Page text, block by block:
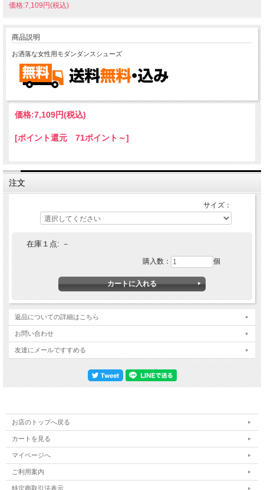
価格:7,109円(税込)
商品説明
お洒落な女性用モダンダンスシューズ
価格:7,109円(税込)
[ポイント還元 71ポイント～]
注文
サイズ：
在庫１点: －
購入数： 個
返品についての詳細はこちら
お問い合わせ
友達にメールですすめる
お店のトップへ戻る
カートを見る
マイページへ
ご利用案内
特定商取引法表示